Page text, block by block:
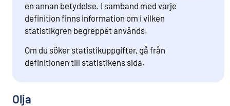
en annan betydelse. I samband med varje
definition finns information om i vilken
statistikgren begreppet används.
Om du söker statistikuppgifter, gå från
definitionen till statistikens sida.
Olja